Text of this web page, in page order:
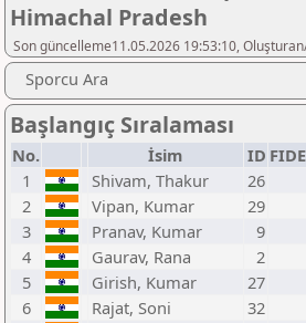
Himachal Pradesh
Son güncelleme11.05.2026 19:53:10,
Sporcu Ara
Başlangıç Sıralaması
No. İsim ID
1
Shivam, Thakur 26
2
Vipan, Kumar 29
3
Pranav, Kumar 9
4
Gaurav, Rana 2
5
Girish, Kumar 27
6
Rajat, Soni 32